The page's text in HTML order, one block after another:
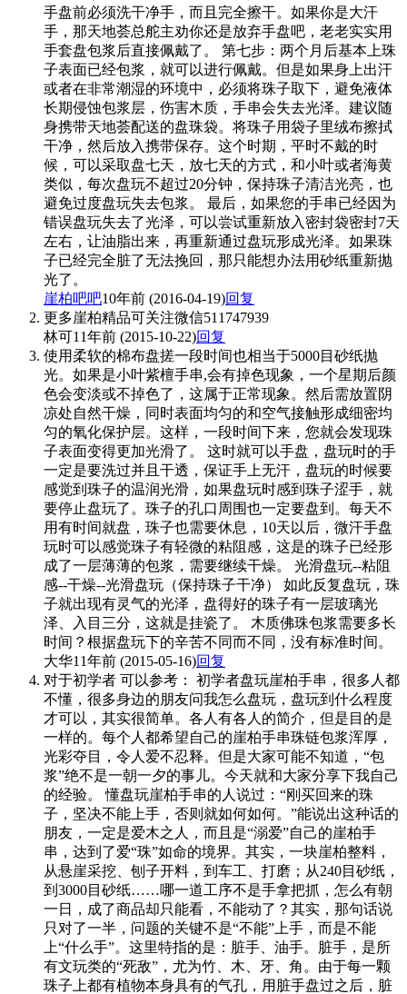
手盘前必须洗干净手，而且完全擦干。如果你是大汗
手，那天地荟总舵主劝你还是放弃手盘吧，老老实实用
手套盘包浆后直接佩戴了。 第七步：两个月后基本上珠
子表面已经包浆，就可以进行佩戴。但是如果身上出汗
或者在非常潮湿的环境中，必须将珠子取下，避免液体
长期侵蚀包浆层，伤害木质，手串会失去光泽。建议随
身携带天地荟配送的盘珠袋。将珠子用袋子里绒布擦拭
干净，然后放入携带保存。这个时期，平时不戴的时
候，可以采取盘七天，放七天的方式，和小叶或者海黄
类似，每次盘玩不超过20分钟，保持珠子清洁光亮，也
避免过度盘玩失去包浆。 最后，如果您的手串已经因为
错误盘玩失去了光泽，可以尝试重新放入密封袋密封7天
左右，让油脂出来，再重新通过盘玩形成光泽。如果珠
子已经完全脏了无法挽回，那只能想办法用砂纸重新抛
光了。
崖柏吧吧10年前 (2016-04-19)回复
更多崖柏精品可关注微信511747939
林可11年前 (2015-10-22)回复
使用柔软的棉布盘搓一段时间也相当于5000目砂纸抛
光。如果是小叶紫檀手串,会有掉色现象，一个星期后颜
色会变淡或不掉色了，这属于正常现象。然后需放置阴
凉处自然干燥，同时表面均匀的和空气接触形成细密均
匀的氧化保护层。这样，一段时间下来，您就会发现珠
子表面变得更加光滑了。 这时就可以手盘，盘玩时的手
一定是要洗过并且干透，保证手上无汗，盘玩的时候要
感觉到珠子的温润光滑，如果盘玩时感到珠子涩手，就
要停止盘玩了。珠子的孔口周围也一定要盘到。每天不
用有时间就盘，珠子也需要休息，10天以后，微汗手盘
玩时可以感觉珠子有轻微的粘阻感，这是的珠子已经形
成了一层薄薄的包浆，需要继续干燥。 光滑盘玩--粘阻
感--干燥--光滑盘玩（保持珠子干净） 如此反复盘玩，珠
子就出现有灵气的光泽，盘得好的珠子有一层玻璃光
泽、入目三分，这就是挂瓷了。 木质佛珠包浆需要多长
时间？根据盘玩下的辛苦不同而不同，没有标准时间。
大华11年前 (2015-05-16)回复
对于初学者 可以参考： 初学者盘玩崖柏手串，很多人都
不懂，很多身边的朋友问我怎么盘玩，盘玩到什么程度
才可以，其实很简单。各人有各人的简介，但是目的是
一样的。每个人都希望自己的崖柏手串珠链包浆浑厚，
光彩夺目，令人爱不忍释。但是大家可能不知道，“包
浆”绝不是一朝一夕的事儿。今天就和大家分享下我自己
的经验。 懂盘玩崖柏手串的人说过：“刚买回来的珠
子，坚决不能上手，否则就如何如何。”能说出这种话的
朋友，一定是爱木之人，而且是“溺爱”自己的崖柏手
串，达到了爱“珠”如命的境界。其实，一块崖柏整料，
从悬崖采挖、刨子开料，到车工、打磨；从240目砂纸，
到3000目砂纸……哪一道工序不是手拿把抓，怎么有朝
一日，成了商品却只能看，不能动了？其实，那句话说
只对了一半，问题的关键不是“不能”上手，而是不能
上“什么手”。这里特指的是：脏手、油手。脏手，是所
有文玩类的“死敌”，尤为竹、木、牙、角。由于每一颗
珠子上都有植物本身具有的气孔，用脏手盘过之后，脏